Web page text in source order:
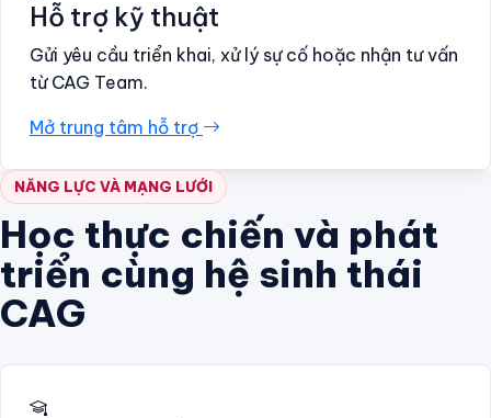
Hỗ trợ kỹ thuật
Gửi yêu cầu triển khai, xử lý sự cố hoặc nhận tư vấn
từ CAG Team.
Mở trung tâm hỗ trợ
NĂNG LỰC VÀ MẠNG LƯỚI
Học thực chiến và phát
triển cùng hệ sinh thái
CAG